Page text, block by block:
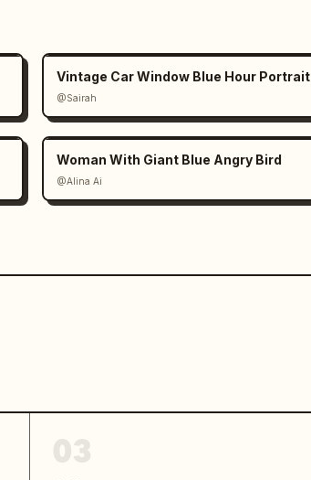
Vintage Car Window Blue Hour Portrait
@Sairah
Woman With Giant Blue Angry Bird
@Alina Ai